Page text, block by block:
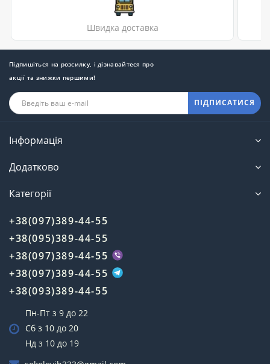
Швидка доставка
Підпишіться на розсилку, і дізнавайтеся про
акції та знижки першими!
ПІДПИСАТИСЯ
Інформація
Додатково
Категорії
+38(097)389-44-55
+38(095)389-44-55
+38(097)389-44-55
+38(097)389-44-55
+38(093)389-44-55
Пн-Пт з 9 до 22
Сб з 10 до 20
Нд з 10 до 19